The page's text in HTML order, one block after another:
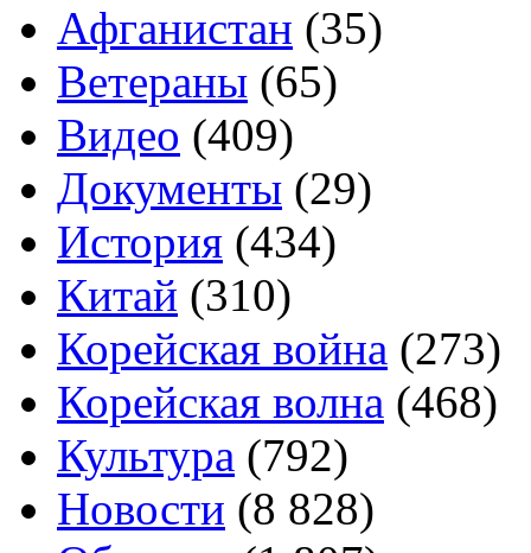
Афганистан (35)
Ветераны (65)
Видео (409)
Документы (29)
История (434)
Китай (310)
Корейская война (273)
Корейская волна (468)
Культура (792)
Новости (8 828)